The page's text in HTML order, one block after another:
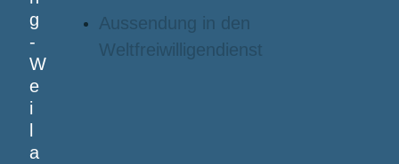
Aussendung in den
Weltfreiwilligendienst
g
-
W
e
i
a